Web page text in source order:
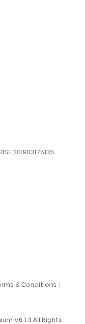
201903175135
& Conditions
V6.1.3 All Rights